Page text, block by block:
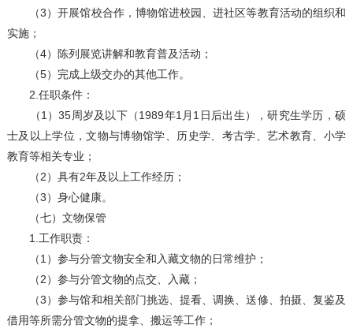
（3）开展馆校合作，博物馆进校园、进社区等教育活动的组织和
实施；
（4）陈列展览讲解和教育普及活动；
（5）完成上级交办的其他工作。
2.任职条件：
（1）35周岁及以下（1989年1月1日后出生），研究生学历，硕
士及以上学位，文物与博物馆学、历史学、考古学、艺术教育、小学
教育等相关专业；
（2）具有2年及以上工作经历；
（3）身心健康。
（七）文物保管
1.工作职责：
（1）参与分管文物安全和入藏文物的日常维护；
（2）参与分管文物的点交、入藏；
（3）参与馆和相关部门挑选、提看、调换、送修、拍摄、复鉴及
借用等所需分管文物的提拿、搬运等工作；